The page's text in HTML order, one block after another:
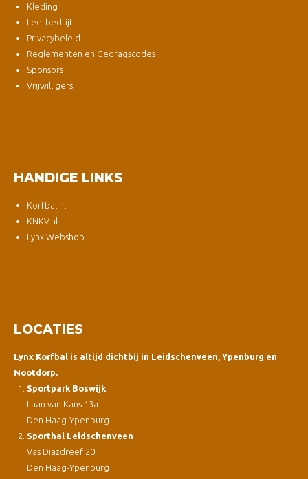
Kleding
Leerbedrijf
Privacybeleid
Reglementen en Gedragscodes
Sponsors
Vrijwilligers
HANDIGE LINKS
Korfbal.nl
KNKV.nl
Lynx Webshop
LOCATIES
Lynx Korfbal is altijd dichtbij in Leidschenveen, Ypenburg en
Nootdorp.
Sportpark Boswijk
Laan van Kans 13a
Den Haag-Ypenburg
Sporthal Leidschenveen
Vas Diazdreef 20
Den Haag-Ypenburg